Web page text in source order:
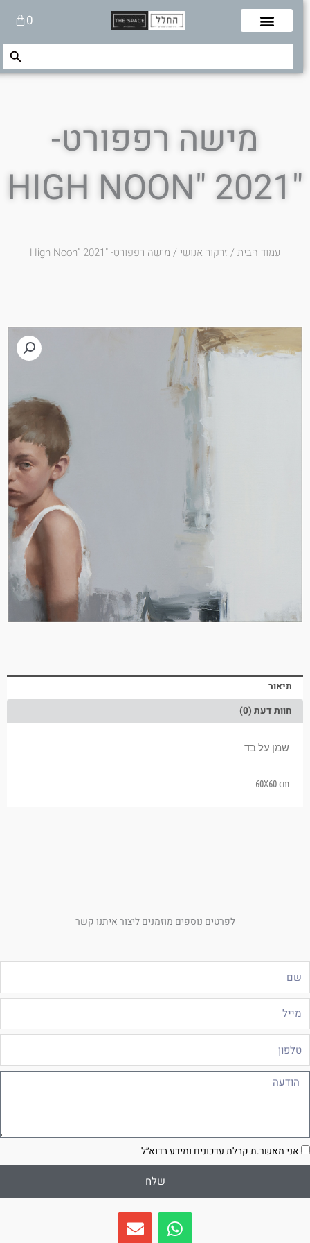
0עגלת
קניות
Search
Search Button
מישה רפפורט-
"HIGH NOON" 2021
עמוד הבית/זרקור אנושי/ מישה רפפורט- "High Noon" 2021
תיאור
חוות דעת (0)
שמן על בד
60X60 cm
לפרטים נוספים מוזמנים ליצור איתנו קשר
אני מאשר.ת קבלת עדכונים ומידע בדוא״ל
שלח
W
h
E
n